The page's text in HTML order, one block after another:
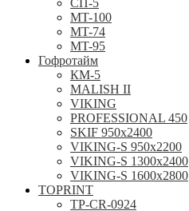
MT-100
MT-74
MT-95
Гофротайм
КМ-5
MALISH II
VIKING
PROFESSIONAL 450
SKIF 950x2400
VIKING-S 950х2200
VIKING-S 1300x2400
VIKING-S 1600x2800
TOPRINT
TP-CR-0924